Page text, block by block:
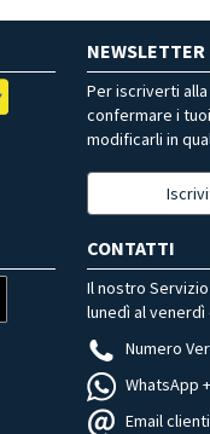
NEWSLETTER
Per iscriverti
confermare i
modificarli in
CONTATTI
Il nostro
lunedì al venerdì
Numero
WhatsApp
Email